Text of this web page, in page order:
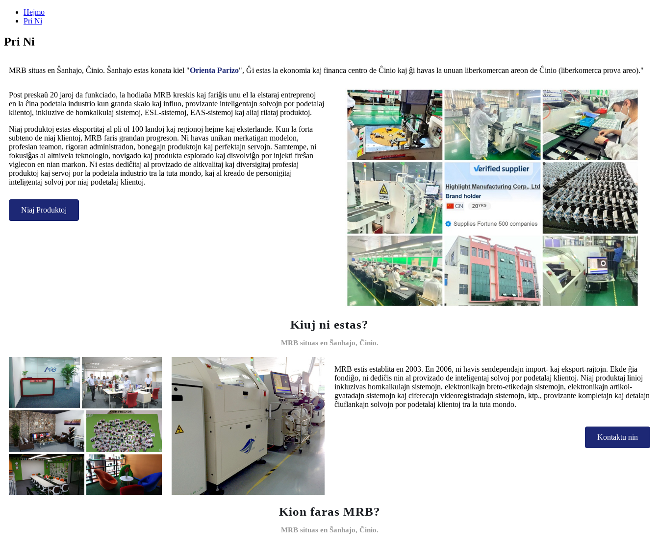
Hejmo
Pri Ni
Pri Ni
MRB situas en Ŝanhajo, Ĉinio. Ŝanhajo estas konata kiel "Orienta Parizo", Ĝi estas la ekonomia kaj financa centro de Ĉinio kaj ĝi havas la unuan liberkomercan areon de Ĉinio (liberkomerca prova areo)."
Post preskaŭ 20 jaroj da funkciado, la hodiaŭa MRB kreskis kaj fariĝis unu el la elstaraj entreprenoj
en la ĉina podetala industrio kun granda skalo kaj influo, provizante inteligentajn solvojn por podetalaj
klientoj, inkluzive de homkalkulaj sistemoj, ESL-sistemoj, EAS-sistemoj kaj aliaj rilataj produktoj.
Niaj produktoj estas eksportitaj al pli ol 100 landoj kaj regionoj hejme kaj eksterlande. Kun la forta
subteno de niaj klientoj, MRB faris grandan progreson. Ni havas unikan merkatigan modelon,
profesian teamon, rigoran administradon, bonegajn produktojn kaj perfektajn servojn. Samtempe, ni
fokusiĝas al altnivela teknologio, novigado kaj produkta esplorado kaj disvolviĝo por injekti freŝan
viglecon en nian markon. Ni estas dediĉitaj al provizado de altkvalitaj kaj diversigitaj profesiaj
produktoj kaj servoj por la podetala industrio tra la tuta mondo, kaj al kreado de personigitaj
inteligentaj solvoj por niaj podetalaj klientoj.
Niaj Produktoj
Kiuj ni estas?
MRB situas en Ŝanhajo, Ĉinio.
MRB estis establita en 2003. En 2006, ni havis sendependajn import- kaj eksport-rajtojn. Ekde ĝia
fondiĝo, ni dediĉis nin al provizado de inteligentaj solvoj por podetalaj klientoj. Niaj produktaj linioj
inkluzivas homkalkulajn sistemojn, elektronikajn breto-etikedajn sistemojn, elektronikajn artikol-
gvatadajn sistemojn kaj ciferecajn videoregistradajn sistemojn, ktp., provizante kompletajn kaj detalajn
ĉiuflankajn solvojn por podetalaj klientoj tra la tuta mondo.
Kontaktu nin
Kion faras MRB?
MRB situas en Ŝanhajo, Ĉinio.